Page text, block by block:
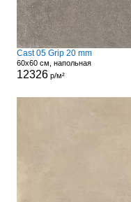
Cast 05 Grip 20 mm
60x60 см, напольная
12326р/м²